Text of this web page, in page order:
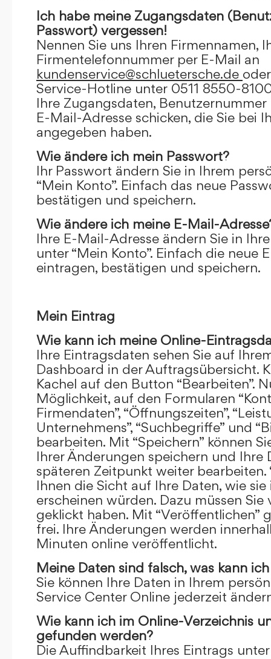
Ich habe meine Zugangsdaten
Passwort) vergessen!
Nennen Sie uns Ihren Firmennamen,
Firmentelefonnummer per E-Mail an
kundenservice@schluetersche.de
Service-Hotline unter 0511 8550-
Ihre Zugangsdaten,
E-Mail-Adresse schicken, die Sie bei
angegeben haben.
Wie ändere ich mein Passwort?
Ihr Passwort ändern Sie in Ihrem
“Mein Konto”. Einfach das neue
bestätigen und speichern.
Wie ändere ich meine E-Mail-
Ihre E-Mail-Adresse ändern Sie in
unter “Mein Konto”. Einfach die neue
eintragen, bestätigen und speichern.
Mein Eintrag
Wie kann ich meine Online-
Ihre Eintragsdaten sehen Sie auf
Dashboard in der Auftragsübersicht.
Kachel auf den Button “Bearbeiten”.
Möglichkeit, auf den Formularen
Firmendaten”, “Öffnungszeiten”,
Unternehmens”, “Suchbegriffe” und
bearbeiten. Mit “Speichern” können
Ihrer Änderungen speichern und Ihre
späteren Zeitpunkt weiter bearbeiten.
Ihnen die Sicht auf Ihre Daten, wie
erscheinen würden. Dazu müssen Sie
geklickt haben. Mit “Veröffentlichen”
frei. Ihre Änderungen werden
Minuten online veröffentlicht.
Meine Daten sind falsch, was kann
Sie können Ihre Daten in Ihrem
Service Center Online jederzeit
Wie kann ich im Online-Verzeichnis
gefunden werden?
Die Auffindbarkeit Ihres Eintrags